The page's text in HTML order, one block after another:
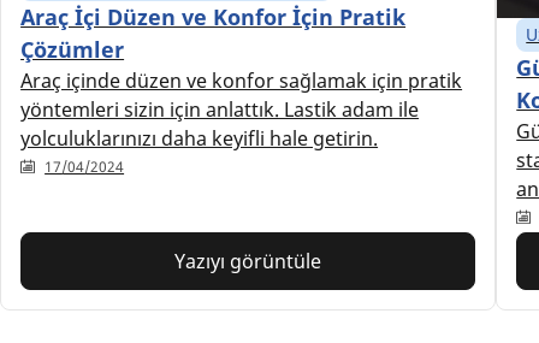
Araç İçi Düzen ve Konfor İçin Pratik
Çözümler
Araç içinde düzen ve konfor sağlamak için pratik
yöntemleri sizin için anlattık. Lastik adam ile
yolculuklarınızı daha keyifli hale getirin.
17/04/2024
Yazıyı görüntüle